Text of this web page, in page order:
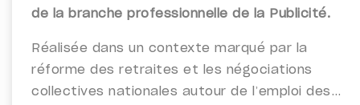
de la branche professionnelle de la Publicité.
Réalisée dans un contexte marqué par la
réforme des retraites et les négociations
collectives nationales autour de l’emploi des